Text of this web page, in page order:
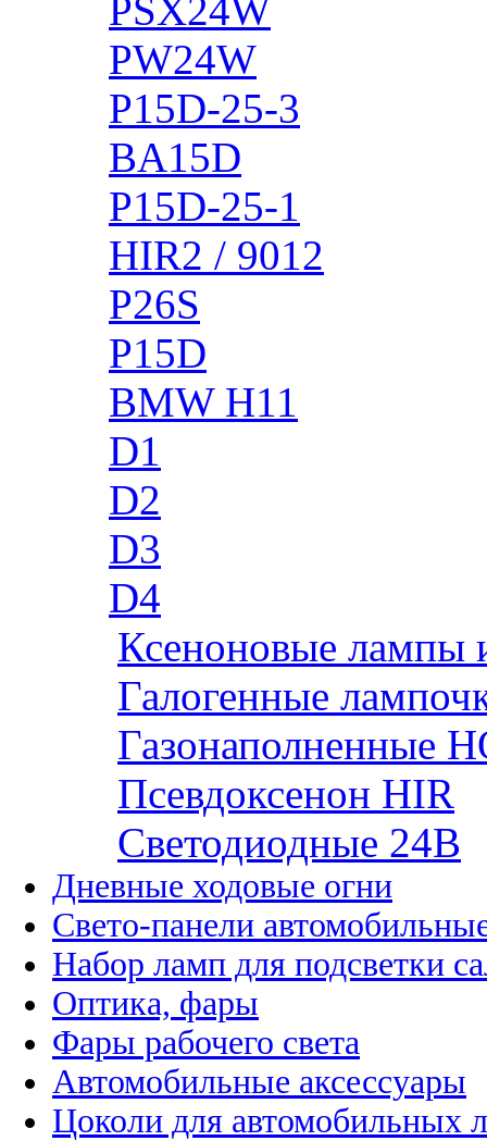
PSX24W
PW24W
P15D-25-3
BA15D
P15D-25-1
HIR2 / 9012
P26S
P15D
BMW H11
D1
D2
D3
D4
Ксеноновые лампы
Галогенные
Газонаполненные
Псевдоксенон HIR
Cветодиодные 24B
Дневные ходовые огни
Свето-панели
Набор ламп для подсветки
Оптика, фары
Фары рабочего света
Автомобильные аксессуары
Цоколи для автомобильных